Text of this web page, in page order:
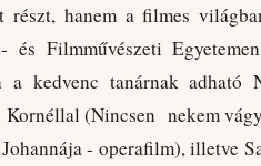
részt, hanem a filmes
és Filmművészeti
kedvenc tanárnak adható
(Nincsen nekem
- operafilm), illetve